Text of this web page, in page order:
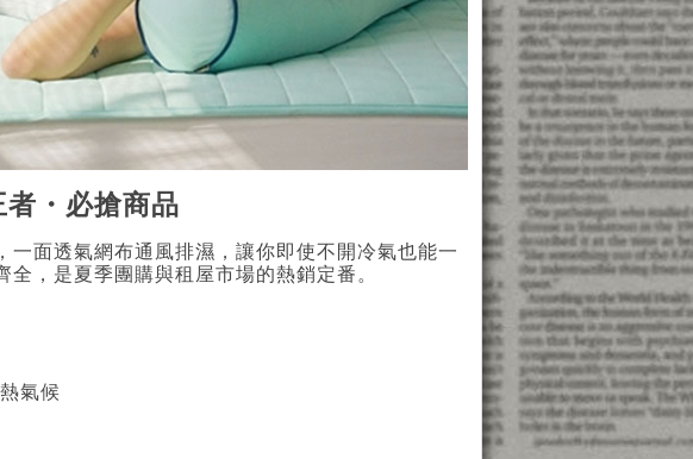
・必搶商品
面透氣網布通風排濕，讓你即使不開冷氣也能一
，是夏季團購與租屋市場的熱銷定番。
氣候